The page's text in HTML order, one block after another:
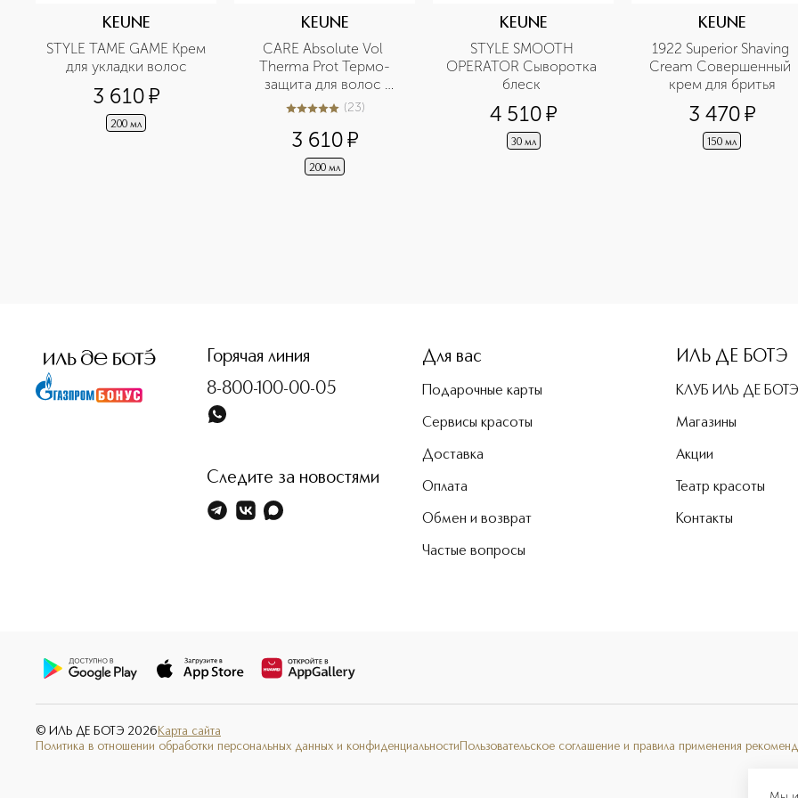
KEUNE
STYLE TAME GAME Крем
для укладки волос
3 610¤
200 мл
KEUNE
CARE Absolute Vol
Therma Prot Термо-
защита для волос
Абсолютный объем
4.9из523 (23)
3 610¤
200 мл
KEUNE
STYLE SMOOTH
OPERATOR Сыворотка
4 510¤
30 мл
KEUNE
1922 Superior Shaving
Cream Совершенный
крем для бритья
3 470¤
150 мл
Горячая линия
8-800-100-00-05
Следите за новостями
Для вас
Подарочные карты
Сервисы красоты
Доставка
Оплата
Обмен и возврат
Частые вопросы
ИЛЬ ДЕ БОТЭ
КЛУБ ИЛЬ ДЕ БОТЭ
Магазины
Акции
Театр красоты
Контакты
© ИЛЬ ДЕ БОТЭ 2026 Карта сайта
Политика в отношении обработки персональных данных и конфиденциальности Пользовательское соглашение и правила применения